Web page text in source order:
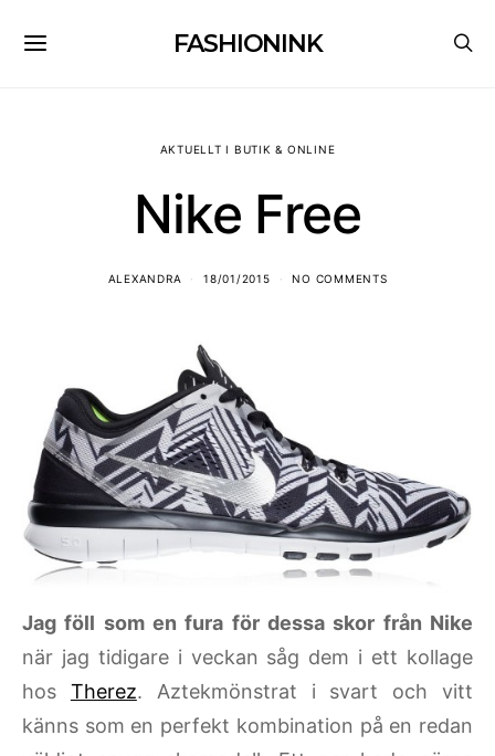
FASHIONINK
AKTUELLT I BUTIK & ONLINE
Nike Free
ALEXANDRA 18/01/2015 NO COMMENTS
Jag föll som en fura för dessa skor från Nike
när jag tidigare i veckan såg dem i ett kollage
hos Therez. Aztekmönstrat i svart och vitt
känns som en perfekt kombination på en redan